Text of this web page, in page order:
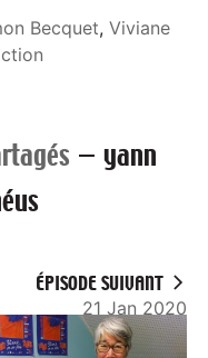
Becquet, Viviane
— yann
ÉPISODE SUIVANT
21 Jan 2020